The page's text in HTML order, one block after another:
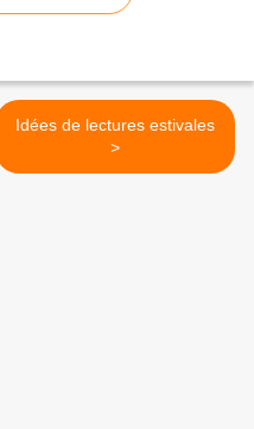
Idées de lectures estivales
>